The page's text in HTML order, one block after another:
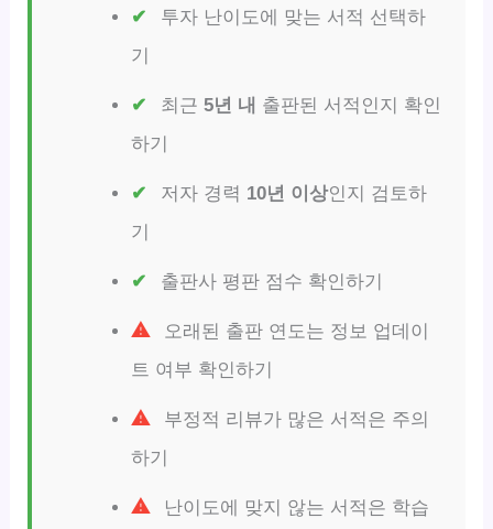
투자 난이도에 맞는 서적 선택하
기
최근 5년 내 출판된 서적인지 확인
하기
저자 경력 10년 이상인지 검토하
기
출판사 평판 점수 확인하기
오래된 출판 연도는 정보 업데이
트 여부 확인하기
부정적 리뷰가 많은 서적은 주의
하기
난이도에 맞지 않는 서적은 학습